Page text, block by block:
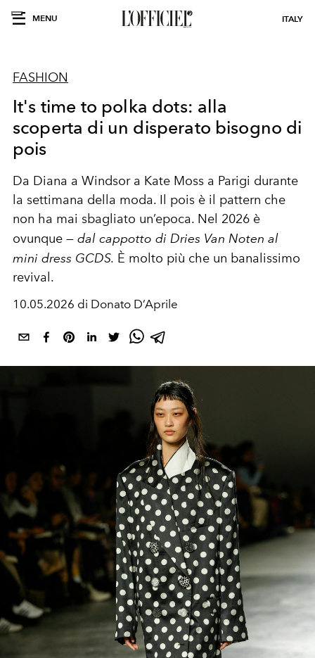
MENU ITALY
FASHION
It's time to polka dots: alla
scoperta di un disperato bisogno di
pois
Da Diana a Windsor a Kate Moss a Parigi durante
la settimana della moda. Il pois è il pattern che
non ha mai sbagliato un’epoca. Nel 2026 è
ovunque — dal cappotto di Dries Van Noten al
mini dress GCDS. È molto più che un banalissimo
revival.
10.05.2026 di Donato D’Aprile